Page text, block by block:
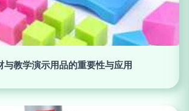
与教学演示用品的重要性与应用